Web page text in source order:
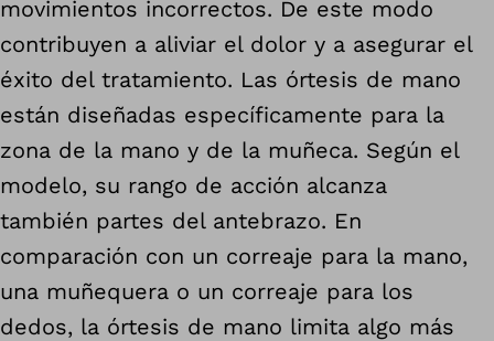
movimientos incorrectos. De este modo
contribuyen a aliviar el dolor y a asegurar el
éxito del tratamiento. Las órtesis de mano
están diseñadas específicamente para la
zona de la mano y de la muñeca. Según el
modelo, su rango de acción alcanza
también partes del antebrazo. En
comparación con un correaje para la mano,
una muñequera o un correaje para los
dedos, la órtesis de mano limita algo más